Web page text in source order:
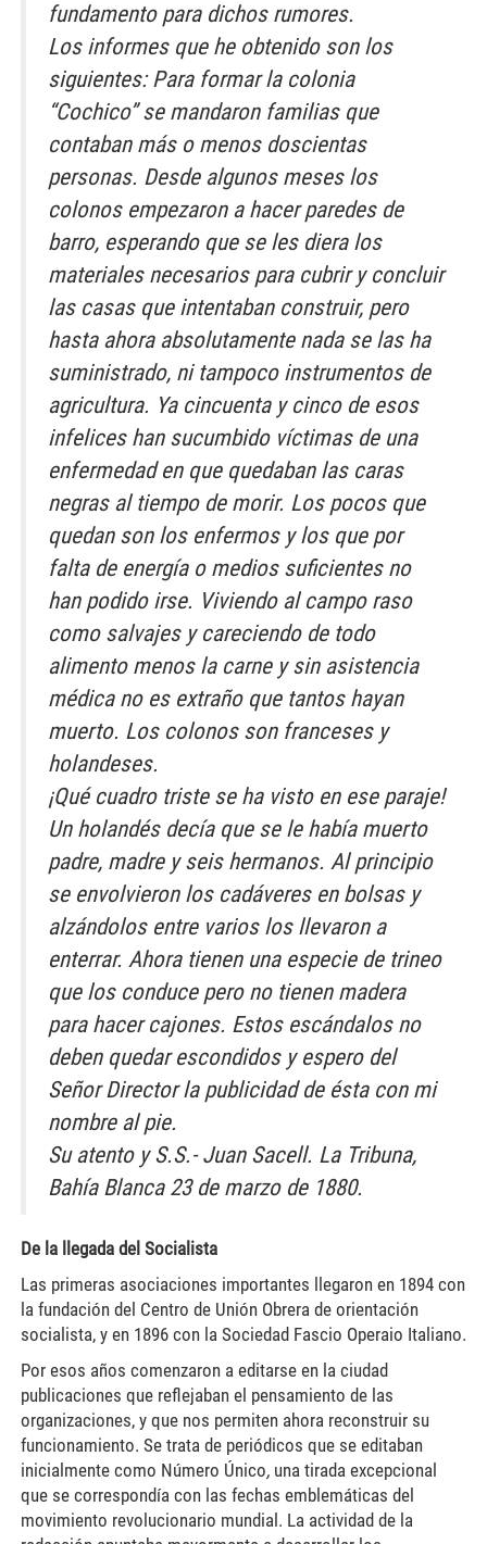
fundamento para dichos rumores.
Los informes que he obtenido son los
siguientes: Para formar la colonia
“Cochico” se mandaron familias que
contaban más o menos doscientas
personas. Desde algunos meses los
colonos empezaron a hacer paredes de
barro, esperando que se les diera los
materiales necesarios para cubrir y concluir
las casas que intentaban construir, pero
hasta ahora absolutamente nada se las ha
suministrado, ni tampoco instrumentos de
agricultura. Ya cincuenta y cinco de esos
infelices han sucumbido víctimas de una
enfermedad en que quedaban las caras
negras al tiempo de morir. Los pocos que
quedan son los enfermos y los que por
falta de energía o medios suficientes no
han podido irse. Viviendo al campo raso
como salvajes y careciendo de todo
alimento menos la carne y sin asistencia
médica no es extraño que tantos hayan
muerto. Los colonos son franceses y
holandeses.
¡Qué cuadro triste se ha visto en ese paraje!
Un holandés decía que se le había muerto
padre, madre y seis hermanos. Al principio
se envolvieron los cadáveres en bolsas y
alzándolos entre varios los llevaron a
enterrar. Ahora tienen una especie de trineo
que los conduce pero no tienen madera
para hacer cajones. Estos escándalos no
deben quedar escondidos y espero del
Señor Director la publicidad de ésta con mi
nombre al pie.
Su atento y S.S.- Juan Sacell. La Tribuna,
Bahía Blanca 23 de marzo de 1880.
De la llegada del Socialista
Las primeras asociaciones importantes llegaron en 1894 con
la fundación del Centro de Unión Obrera de orientación
socialista, y en 1896 con la Sociedad Fascio Operaio Italiano.
Por esos años comenzaron a editarse en la ciudad
publicaciones que reflejaban el pensamiento de las
organizaciones, y que nos permiten ahora reconstruir su
funcionamiento. Se trata de periódicos que se editaban
inicialmente como Número Único, una tirada excepcional
que se correspondía con las fechas emblemáticas del
movimiento revolucionario mundial. La actividad de la